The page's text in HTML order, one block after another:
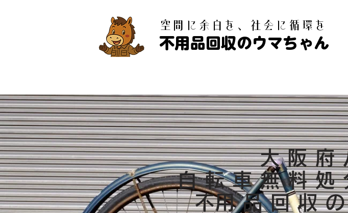
​空間に余白を、社会に循環を
不用品回収のウマちゃん
大阪
自転車無料
不用品回収